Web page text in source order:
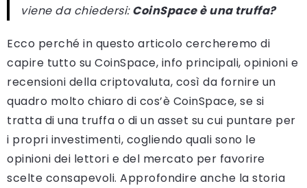
viene da chiedersi:CoinSpace è una truffa?
Ecco perché in questo articolo cercheremo di
capire tutto su CoinSpace, info principali, opinioni e
recensioni della criptovaluta, così da fornire un
quadro molto chiaro di cos’è CoinSpace, se si
tratta di una truffa o di un asset su cui puntare per
i propri investimenti, cogliendo quali sono le
opinioni dei lettori e del mercato per favorire
scelte consapevoli. Approfondire anche la storia